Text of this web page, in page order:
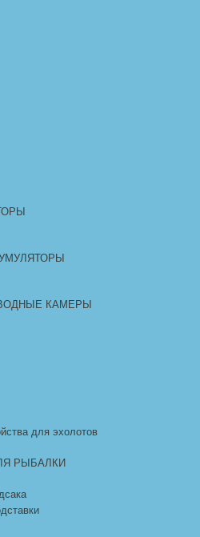
КАМЕРЫ
для эхолотов
РЫБАЛКИ